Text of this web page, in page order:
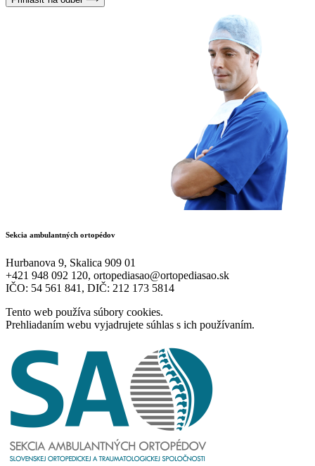
Sekcia ambulantných ortopédov
Hurbanova 9, Skalica 909 01
+421 948 092 120, ortopediasao@ortopediasao.sk
IČO: 54 561 841, DIČ: 212 173 5814
Tento web používa súbory cookies.
Prehliadaním webu vyjadrujete súhlas s ich používaním.